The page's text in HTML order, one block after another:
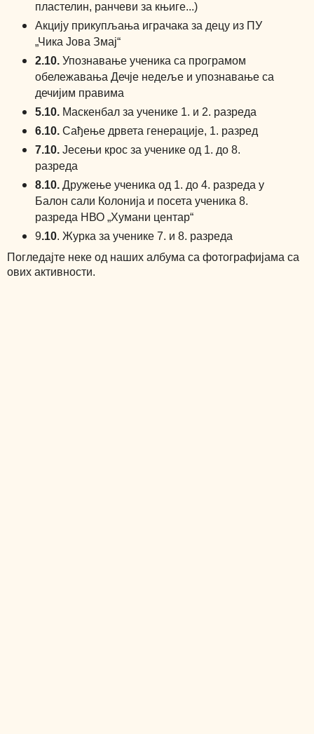
пластелин, ранчеви за књиге...)
Акцију прикупљања играчака за децу из ПУ
„Чика Јова Змај“
2.10. Упознавање ученика са програмом
обележавања Дечје недеље и упознавање са
дечијим правима
5.10. Маскенбал за ученике 1. и 2. разреда
6.10.Сађење дрвета генерације, 1. разред
7.10. Јесењи крос за ученике од 1. до 8.
разреда
8.10. Дружење ученика од 1. до 4. разреда у
Балон сали Колонија и посета ученика 8.
разреда НВО „Хумани центар“
9.10. Журка за ученике 7. и 8. разреда
Погледајте неке од наших албума са фотографијама са
ових активности.